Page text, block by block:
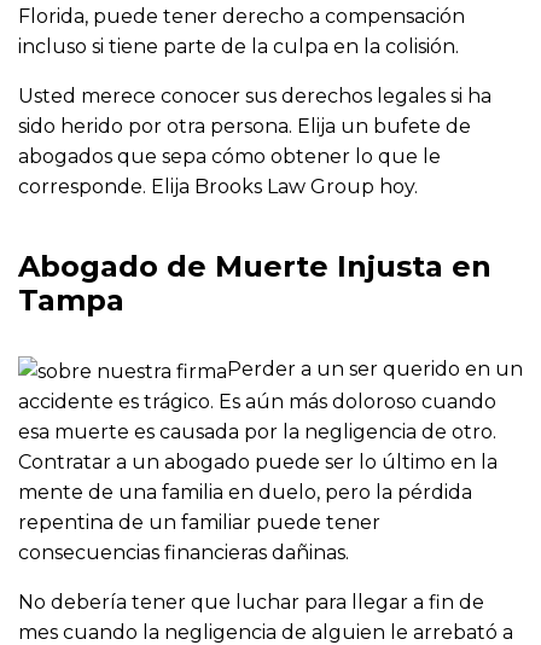
Florida, puede tener derecho a compensación
incluso si tiene parte de la culpa en la colisión.
Usted merece conocer sus derechos legales si ha
sido herido por otra persona. Elija un bufete de
abogados que sepa cómo obtener lo que le
corresponde. Elija Brooks Law Group hoy.
Abogado de Muerte Injusta en
Tampa
Perder a un ser querido en un
accidente es trágico. Es aún más doloroso cuando
esa muerte es causada por la negligencia de otro.
Contratar a un abogado puede ser lo último en la
mente de una familia en duelo, pero la pérdida
repentina de un familiar puede tener
consecuencias financieras dañinas.
No debería tener que luchar para llegar a fin de
mes cuando la negligencia de alguien le arrebató a